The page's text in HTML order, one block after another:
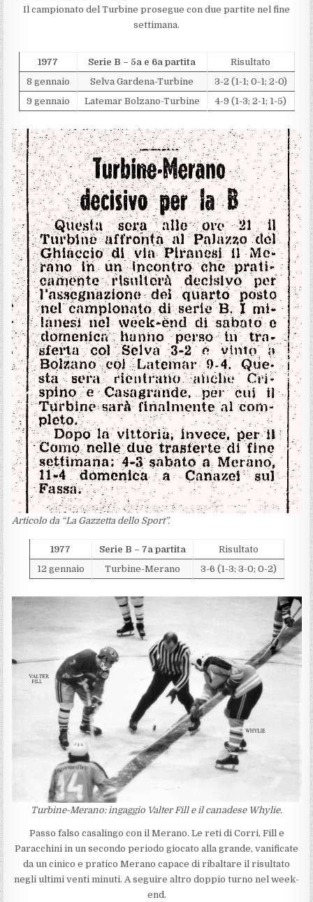
Il campionato del Turbine prosegue con due partite nel fine
settimana.
1977 Serie B – 5a e 6a partita
Risultato
8 gennaio
Selva Gardena-Turbine
3-2 (1-1; 0-1; 2-0)
9 gennaio
Latemar Bolzano-Turbine 4-9 (1-3; 2-1; 1-5)
Articolo da “La Gazzetta dello Sport”.
1977 Serie B – 7a partita
Risultato
12 gennaio
Turbine-Merano 3-6 (1-3; 3-0; 0-2)
Turbine-Merano: ingaggio Valter Fill e il canadese Whylie.
Passo falso casalingo con il Merano. Le reti di Corri, Fill e
Paracchini in un secondo periodo giocato alla grande, vanificate
da un cinico e pratico Merano capace di ribaltare il risultato
negli ultimi venti minuti. A seguire altro doppio turno nel week-
end.